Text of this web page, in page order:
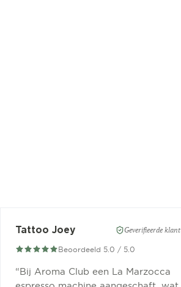
Tattoo Joey Geverifieerde klant
Beoordeeld 5.0 / 5.0
“Bij Aroma Club een La Marzocca